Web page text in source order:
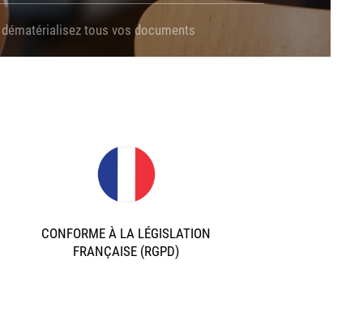
tous vos documents
CONFORME À LA LÉGISLATION
FRANÇAISE (RGPD)